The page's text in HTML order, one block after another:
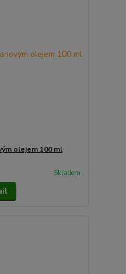
olejem 100 ml
Skladem